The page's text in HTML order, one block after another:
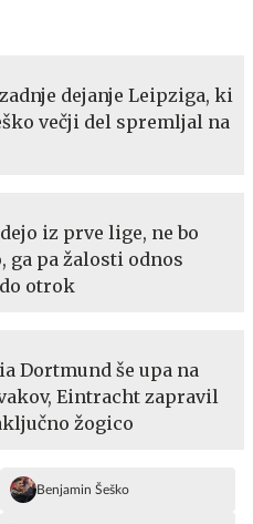
dejanje Leipziga, ki
večji del spremljal na
iz prve lige, ne bo
ga pa žalosti odnos
otrok
Dortmund še upa na
Eintracht zapravil
žogico
Benjamin Šeško